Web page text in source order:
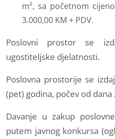
m², sa početnom
3.000,00 KM + PDV.
Poslovni prostor se
ugostiteljske djelatnosti.
Poslovna prostorije se
(pet) godina, počev od
Davanje u zakup
putem javnog konkursa